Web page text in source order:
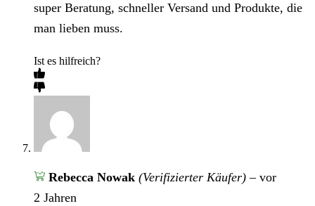
super Beratung, schneller Versand und Produkte, die
man lieben muss.
Ist es hilfreich?
Rebecca Nowak (Verifizierter Käufer) – vor
2 Jahren